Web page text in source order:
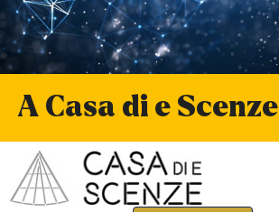
A Casa di e Scenze